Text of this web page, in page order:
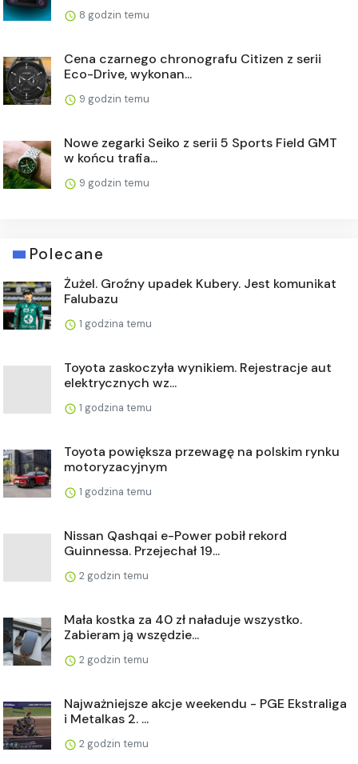
8 godzin temu
Cena czarnego chronografu Citizen z serii
Eco-Drive, wykonan...
9 godzin temu
Nowe zegarki Seiko z serii 5 Sports Field GMT
w końcu trafia...
9 godzin temu
Polecane
Żużel. Groźny upadek Kubery. Jest komunikat
Falubazu
1 godzina temu
Toyota zaskoczyła wynikiem. Rejestracje aut
elektrycznych wz...
1 godzina temu
Toyota powiększa przewagę na polskim rynku
motoryzacyjnym
1 godzina temu
Nissan Qashqai e-Power pobił rekord
Guinnessa. Przejechał 19...
2 godzin temu
Mała kostka za 40 zł naładuje wszystko.
Zabieram ją wszędzie...
2 godzin temu
Najważniejsze akcje weekendu - PGE Ekstraliga
i Metalkas 2. ...
2 godzin temu